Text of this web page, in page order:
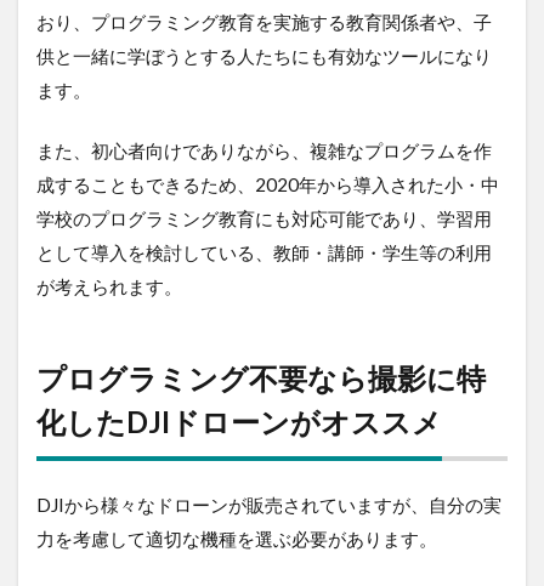
おり、プログラミング教育を実施する教育関係者や、子
供と一緒に学ぼうとする人たちにも有効なツールになり
ます。
また、初心者向けでありながら、複雑なプログラムを作
成することもできるため、2020年から導入された小・中
学校のプログラミング教育にも対応可能であり、学習用
として導入を検討している、教師・講師・学生等の利用
が考えられます。
プログラミング不要なら撮影に特
化したDJIドローンがオススメ
DJIから様々なドローンが販売されていますが、自分の実
力を考慮して適切な機種を選ぶ必要があります。